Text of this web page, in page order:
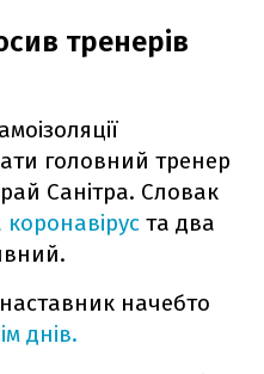
тренерів
головний тренер
Санітра. Словак
та два
начебто
днів.